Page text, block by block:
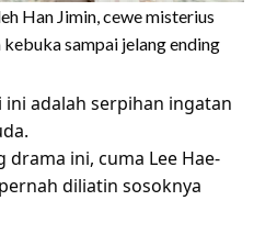
Han Jimin, cewe misterius
sampai jelang ending
ini adalah serpihan ingatan
drama ini, cuma Lee Hae-
diliatin sosoknya